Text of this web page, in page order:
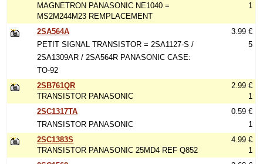
MAGNETRON PANASONIC NE1040 =
MS2M244M23 REMPLACEMENT
1
2SA564A
PETIT SIGNAL TRANSISTOR = 2SA1127-S /
2SA1309AR / 2SA564R PANASONIC CASE:
TO-92
3.99 €
5
2SB761QR
TRANSISTOR PANASONIC
2.99 €
1
2SC1317TA
TRANSISTOR PANASONIC
0.59 €
1
2SC1383S
TRANSISTOR PANASONIC 25MD4 REF Q852
4.99 €
1